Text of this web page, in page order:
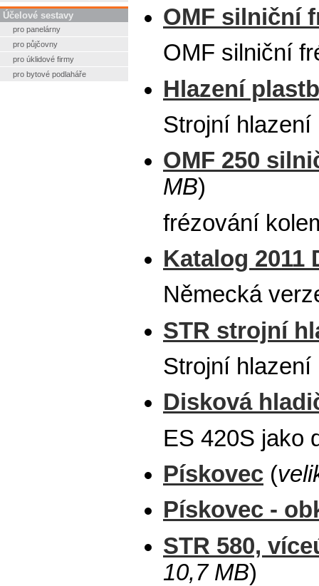
Účelové sestavy
pro panelárny
pro půjčovny
pro úklidové firmy
pro bytové podlaháře
OMF silniční
OMF silniční
Hlazení
Strojní hlazení
OMF 250
MB)
frézování
Katalog 2011
Německá
STR strojní
Strojní hlazení
Disková
ES 420S jako
Pískovec (
Pískovec -
STR 580,
10,7 MB)